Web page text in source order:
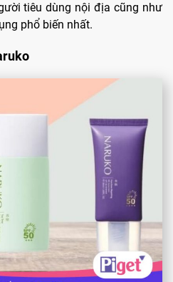
tiêu dùng nội địa cũng như
phổ biến nhất.